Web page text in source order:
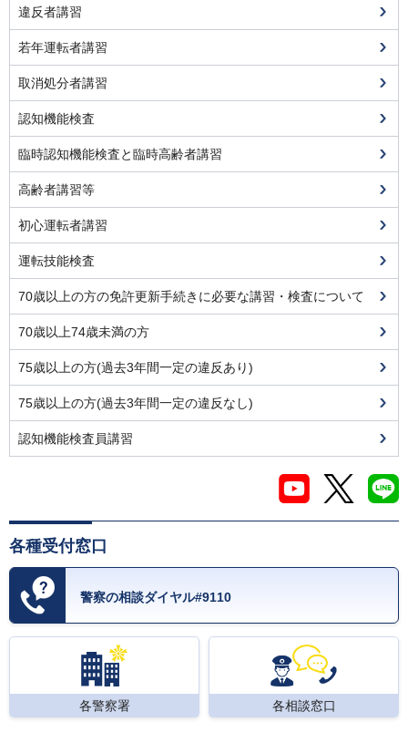
違反者講習
若年運転者講習
取消処分者講習
認知機能検査
臨時認知機能検査と臨時高齢者講習
高齢者講習等
初心運転者講習
運転技能検査
70歳以上の方の免許更新手続きに必要な講習・検査について
70歳以上74歳未満の方
75歳以上の方(過去3年間一定の違反あり)
75歳以上の方(過去3年間一定の違反なし)
認知機能検査員講習
各種受付窓口
警察の相談ダイヤル#9110
各警察署 各相談窓口